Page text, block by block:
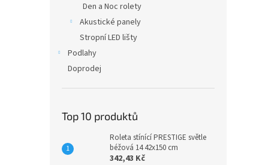
Den a Noc rolety
Akustické panely
Stropní LED lišty
Podlahy
Doprodej
Top 10 produktů
Roleta stínící PRESTIGE světle
béžová 14 42x150 cm
342,43 Kč